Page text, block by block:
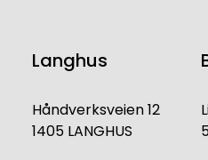
Langhus
Håndverksveien 12
1405 LANGHUS